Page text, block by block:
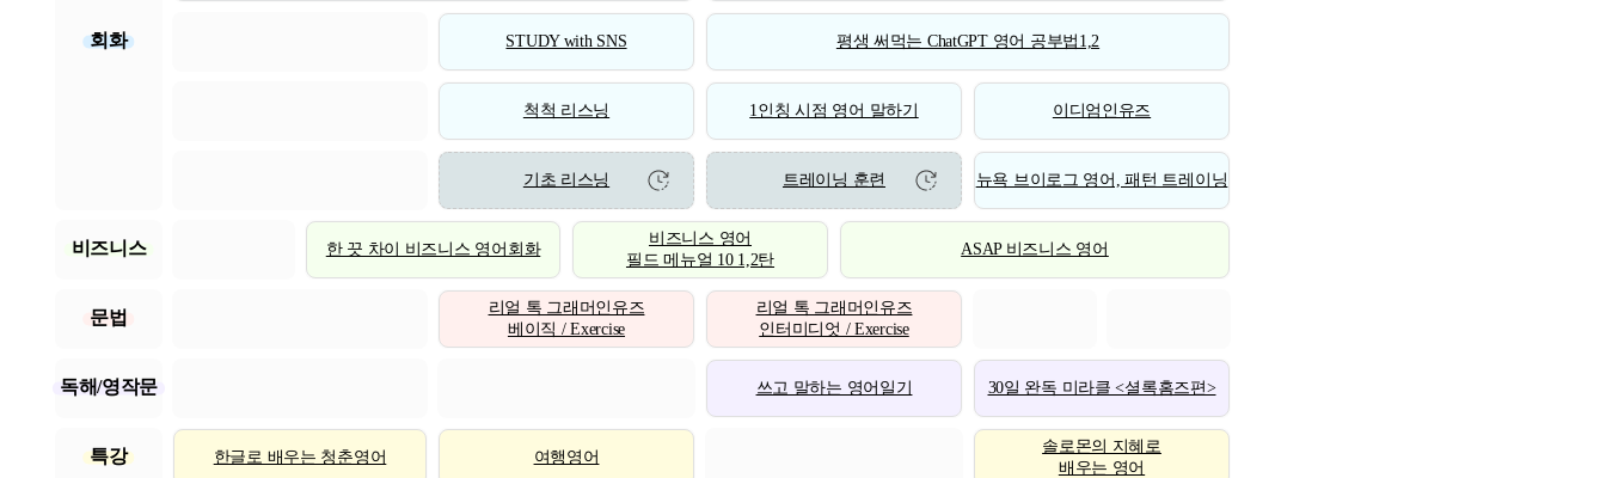
회화 STUDY with SNS 평생 써먹는 ChatGPT 영어 공부법1,2
척척 리스닝 1인칭 시점 영어 말하기 이디엄인유즈
기초 리스닝 트레이닝 훈련 뉴욕 브이로그 영어, 패턴 트레이닝
비즈니스 한 끗 차이 비즈니스 영어회화
비즈니스 영어
필드 메뉴얼 10 1,2탄
ASAP 비즈니스 영어
문법
리얼 톡 그래머인유즈
베이직 / Exercise
리얼 톡 그래머인유즈
인터미디엇 / Exercise
독해/영작문 쓰고 말하는 영어일기 30일 완독 미라클 <셜록홈즈편>
특강 한글로 배우는 청춘영어 여행영어
솔로몬의 지혜로
배우는 영어